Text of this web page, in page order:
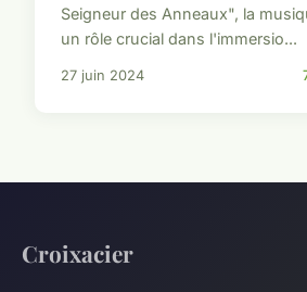
Seigneur des Anneaux", la
un rôle crucial dans l'immersio...
27 juin 2024
Croixacier